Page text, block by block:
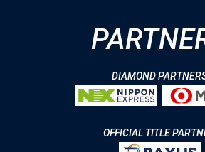
DIAMOND
OFFICIAL TITLE